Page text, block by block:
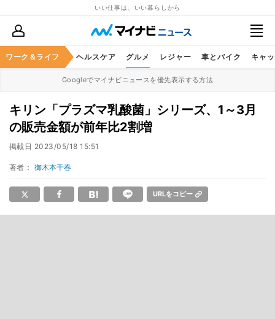
いい仕事は、いい暮らしから
ワーク＆ライフ
マネー 暮らし ヘルスケア グルメ レジャー 車とバイク キャ
Googleでマイナビニュースを優先表示する方法
キリン「プラズマ乳酸菌」シリーズ、1～3月
の販売金額が前年比2割増
掲載日 2023/05/18 15:51
著者： 御木本千春
URLをコピー